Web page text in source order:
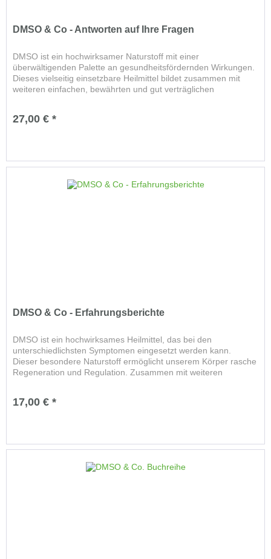
DMSO & Co - Antworten auf Ihre Fragen
DMSO ist ein hochwirksamer Naturstoff mit einer
überwältigenden Palette an gesundheitsfördernden Wirkungen.
Dieses vielseitig einsetzbare Heilmittel bildet zusammen mit
weiteren einfachen, bewährten und gut verträglichen
27,00 € *
DMSO & Co - Erfahrungsberichte
DMSO ist ein hochwirksames Heilmittel, das bei den
unterschiedlichsten Symptomen eingesetzt werden kann.
Dieser besondere Naturstoff ermöglicht unserem Körper rasche
Regeneration und Regulation. Zusammen mit weiteren
17,00 € *